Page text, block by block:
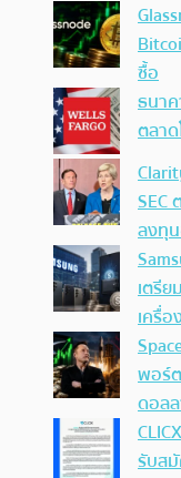
ซื้อ
ธนา
ตลา
SEC
ลงทุ
เตรี
เครื่อ
พอร์
ดอล
รับส